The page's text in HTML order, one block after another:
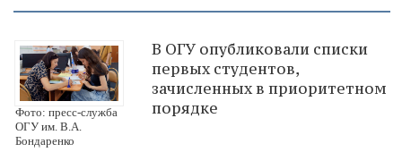
Фото: пресс-служба
ОГУ им. В.А.
Бондаренко
В ОГУ опубликовали списки
первых студентов,
зачисленных в приоритетном
порядке